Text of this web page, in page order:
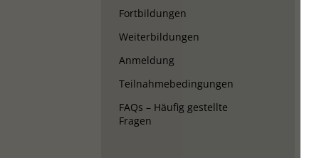
Fortbildungen
Weiterbildungen
Anmeldung
Teilnahmebedingungen
FAQs – Häufig gestellte
Fragen